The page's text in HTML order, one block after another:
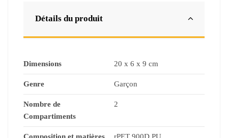
Détails du produit
Dimensions 20 x 6 x 9 cm
Genre Garçon
Nombre de
Compartiments
2